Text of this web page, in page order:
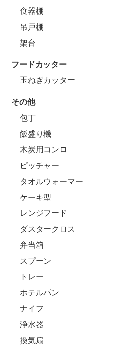
食器棚
吊戸棚
架台
フードカッター
玉ねぎカッター
その他
包丁
飯盛り機
木炭用コンロ
ピッチャー
タオルウォーマー
ケーキ型
レンジフード
ダスタークロス
弁当箱
スプーン
トレー
ホテルパン
ナイフ
浄水器
換気扇